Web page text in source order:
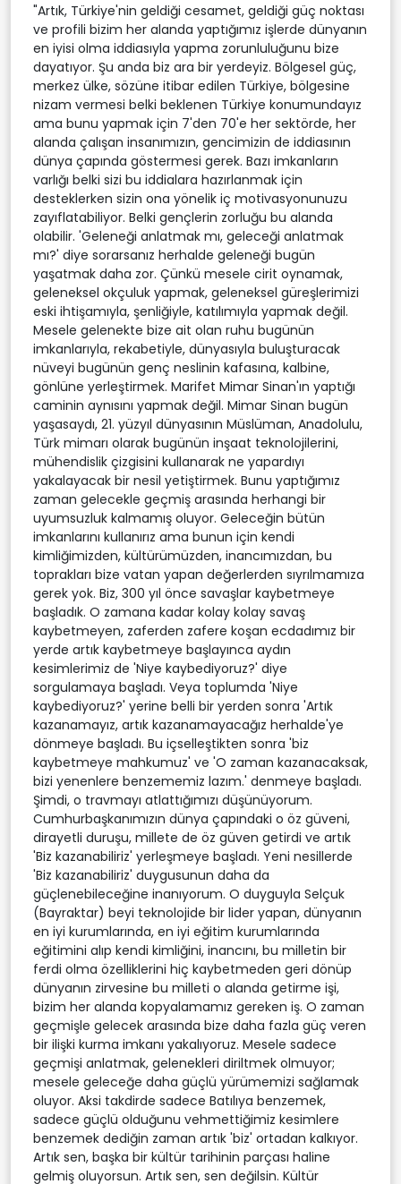
"Artık, Türkiye'nin geldiği cesamet, geldiği güç noktası
ve profili bizim her alanda yaptığımız işlerde dünyanın
en iyisi olma iddiasıyla yapma zorunluluğunu bize
dayatıyor. Şu anda biz ara bir yerdeyiz. Bölgesel güç,
merkez ülke, sözüne itibar edilen Türkiye, bölgesine
nizam vermesi belki beklenen Türkiye konumundayız
ama bunu yapmak için 7'den 70'e her sektörde, her
alanda çalışan insanımızın, gencimizin de iddiasının
dünya çapında göstermesi gerek. Bazı imkanların
varlığı belki sizi bu iddialara hazırlanmak için
desteklerken sizin ona yönelik iç motivasyonunuzu
zayıflatabiliyor. Belki gençlerin zorluğu bu alanda
olabilir. 'Geleneği anlatmak mı, geleceği anlatmak
mı?' diye sorarsanız herhalde geleneği bugün
yaşatmak daha zor. Çünkü mesele cirit oynamak,
geleneksel okçuluk yapmak, geleneksel güreşlerimizi
eski ihtişamıyla, şenliğiyle, katılımıyla yapmak değil.
Mesele gelenekte bize ait olan ruhu bugünün
imkanlarıyla, rekabetiyle, dünyasıyla buluşturacak
nüveyi bugünün genç neslinin kafasına, kalbine,
gönlüne yerleştirmek. Marifet Mimar Sinan'ın yaptığı
caminin aynısını yapmak değil. Mimar Sinan bugün
yaşasaydı, 21. yüzyıl dünyasının Müslüman, Anadolulu,
Türk mimarı olarak bugünün inşaat teknolojilerini,
mühendislik çizgisini kullanarak ne yapardıyı
yakalayacak bir nesil yetiştirmek. Bunu yaptığımız
zaman gelecekle geçmiş arasında herhangi bir
uyumsuzluk kalmamış oluyor. Geleceğin bütün
imkanlarını kullanırız ama bunun için kendi
kimliğimizden, kültürümüzden, inancımızdan, bu
toprakları bize vatan yapan değerlerden sıyrılmamıza
gerek yok. Biz, 300 yıl önce savaşlar kaybetmeye
başladık. O zamana kadar kolay kolay savaş
kaybetmeyen, zaferden zafere koşan ecdadımız bir
yerde artık kaybetmeye başlayınca aydın
kesimlerimiz de 'Niye kaybediyoruz?' diye
sorgulamaya başladı. Veya toplumda 'Niye
kaybediyoruz?' yerine belli bir yerden sonra 'Artık
kazanamayız, artık kazanamayacağız herhalde'ye
dönmeye başladı. Bu içselleştikten sonra 'biz
kaybetmeye mahkumuz' ve 'O zaman kazanacaksak,
bizi yenenlere benzememiz lazım.' denmeye başladı.
Şimdi, o travmayı atlattığımızı düşünüyorum.
Cumhurbaşkanımızın dünya çapındaki o öz güveni,
dirayetli duruşu, millete de öz güven getirdi ve artık
'Biz kazanabiliriz' yerleşmeye başladı. Yeni nesillerde
'Biz kazanabiliriz' duygusunun daha da
güçlenebileceğine inanıyorum. O duyguyla Selçuk
(Bayraktar) beyi teknolojide bir lider yapan, dünyanın
en iyi kurumlarında, en iyi eğitim kurumlarında
eğitimini alıp kendi kimliğini, inancını, bu milletin bir
ferdi olma özelliklerini hiç kaybetmeden geri dönüp
dünyanın zirvesine bu milleti o alanda getirme işi,
bizim her alanda kopyalamamız gereken iş. O zaman
geçmişle gelecek arasında bize daha fazla güç veren
bir ilişki kurma imkanı yakalıyoruz. Mesele sadece
geçmişi anlatmak, gelenekleri diriltmek olmuyor;
mesele geleceğe daha güçlü yürümemizi sağlamak
oluyor. Aksi takdirde sadece Batılıya benzemek,
sadece güçlü olduğunu vehmettiğimiz kesimlere
benzemek dediğin zaman artık 'biz' ortadan kalkıyor.
Artık sen, başka bir kültür tarihinin parçası haline
gelmiş oluyorsun. Artık sen, sen değilsin. Kültür